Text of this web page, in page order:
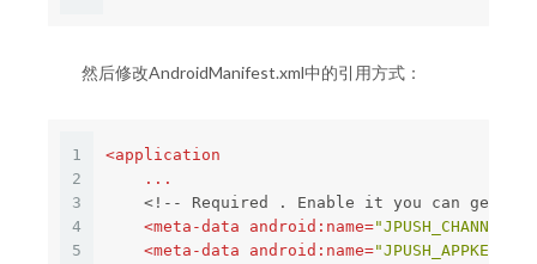
然后修改AndroidManifest.xml中的引用方式：
1
2
3
4
5
<application
...
<!-- Required . Enable it you can get
<meta-data android:name="JPUSH_CHANNEL"
<meta-data android:name="JPUSH_APPKEY"